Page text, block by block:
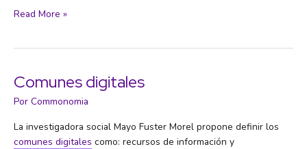
Ayuda
Desarrollo
(AOD)
Read More »
Comunes digitales
Por Commonomia
La investigadora social Mayo Fuster Morel propone definir los
comunes digitales como: recursos de información y